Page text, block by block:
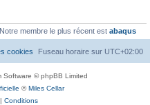
membre le plus récent est abaqus
Fuseau horaire sur UTC+02:00
cookies
Software © phpBB Limited
©Miles Cellar
| Conditions